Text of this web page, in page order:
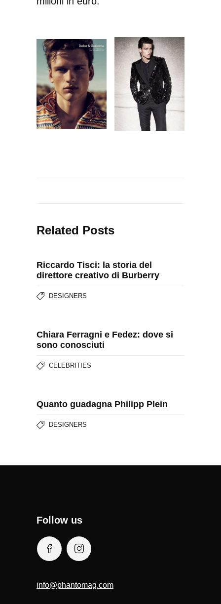
Related Posts
Riccardo Tisci: la storia del
direttore creativo di Burberry
DESIGNERS
Chiara Ferragni e Fedez: dove si
sono conosciuti
CELEBRITIES
Quanto guadagna Philipp Plein
DESIGNERS
Follow us
info@phantomag.com